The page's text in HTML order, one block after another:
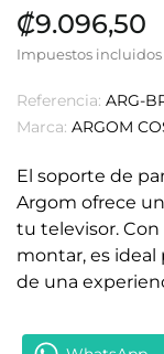
₡9.096,50
Impuestos incluidos
Referencia: ARG-
Marca: ARGOM
El soporte de
Argom ofrece
tu televisor.
montar, es ideal
de una